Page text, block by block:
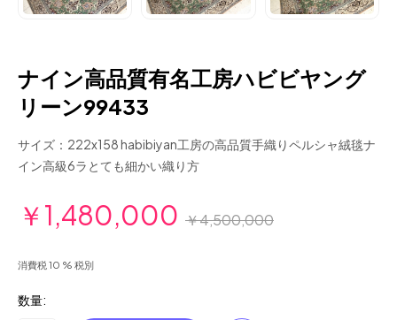
ナイン高品質有名工房ハビビヤング
リーン99433
サイズ：222x158 habibiyan工房の高品質手織りペルシャ絨毯ナ
イン高級6ラとても細かい織り方
￥1,480,000 ￥4,500,000
消費税 10 % 税別
数量: